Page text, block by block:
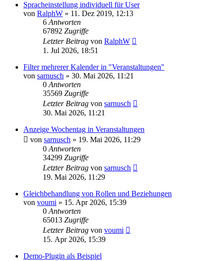
Spracheinstellung individuell für User
von RalphW » 11. Dez 2019, 12:13
6 Antworten
67892 Zugriffe
Letzter Beitrag von RalphW
1. Jul 2026, 18:51
Filter mehrerer Kalender in "Veranstaltungen"
von sarnusch » 30. Mai 2026, 11:21
0 Antworten
35569 Zugriffe
Letzter Beitrag von sarnusch
30. Mai 2026, 11:21
Anzeige Wochentag in Veranstaltungen
von sarnusch » 19. Mai 2026, 11:29
0 Antworten
34299 Zugriffe
Letzter Beitrag von sarnusch
19. Mai 2026, 11:29
Gleichbehandlung von Rollen und Beziehungen
von voumi » 15. Apr 2026, 15:39
0 Antworten
65013 Zugriffe
Letzter Beitrag von voumi
15. Apr 2026, 15:39
Demo-Plugin als Beispiel